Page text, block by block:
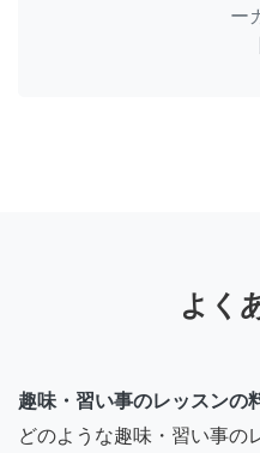
ー
よく
趣味・習い事のレッスンの
どのような趣味・習い事の